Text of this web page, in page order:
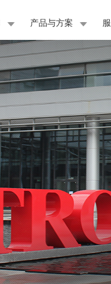
产品与方案